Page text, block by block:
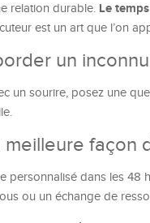
relation durable. Le
est un art que l’on
un
un sourire, posez une
meilleure façon
personnalisé dans les
ou un échange de